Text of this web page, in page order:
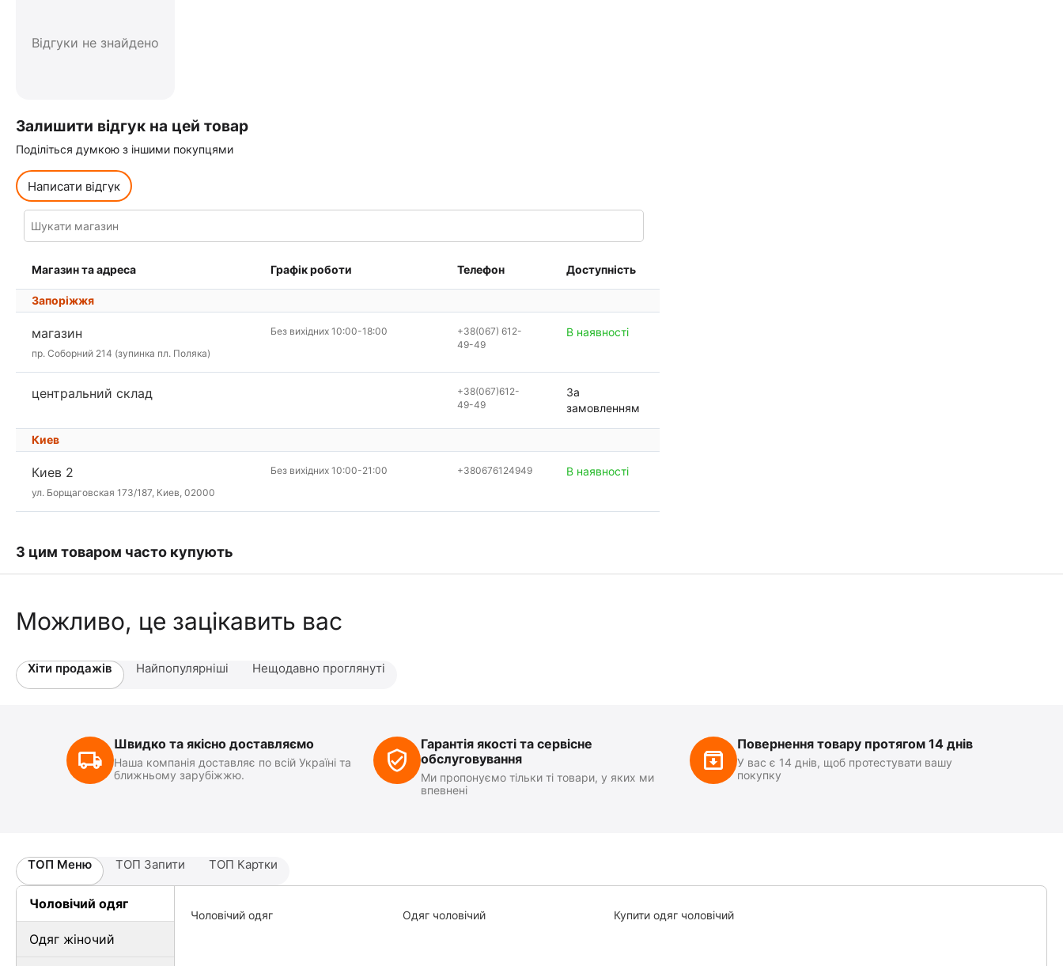
Відгуки не знайдено
Залишити відгук на цей товар
Поділіться думкою з іншими покупцями
Написати відгук
Магазин та адреса Графік роботи Телефон Доступність
Запоріжжя
магазин
пр. Соборний 214 (зупинка пл. Поляка)
Без вихідних 10:00-18:00
+38(067) 612-
49-49
В наявності
центральний склад
+38(067)612-
49-49
За
замовленням
Киев
Киев 2
ул. Борщаговская 173/187, Киев, 02000
Без вихідних 10:00-21:00 +380676124949 В наявності
З цим товаром часто купують
Можливо, це зацікавить вас
Хіти продажів Найпопулярніші Нещодавно проглянуті
Швидко та якісно доставляємо
Наша компанія доставляє по всій Україні та
ближньому зарубіжжю.
Гарантія якості та сервісне
обслуговування
Ми пропонуємо тільки ті товари, у яких ми
впевнені
Повернення товару протягом 14 днів
У вас є 14 днів, щоб протестувати вашу
покупку
ТОП Меню ТОП Запити ТОП Картки
Чоловічий одяг
Одяг жіночий
Чоловічий одяг Одяг чоловічий Купити одяг чоловічий